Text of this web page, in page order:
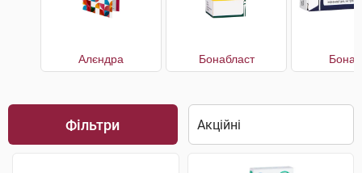
Алєндра Бонабласт
Фільтри